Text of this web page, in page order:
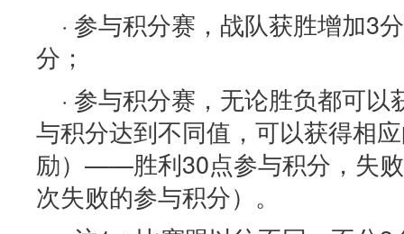
· 参与积分赛，战队获胜增加3
分；
· 参与积分赛，无论胜负都可
与积分达到不同值，可以获得相
励）——胜利30点参与积分，失
次失败的参与积分）。